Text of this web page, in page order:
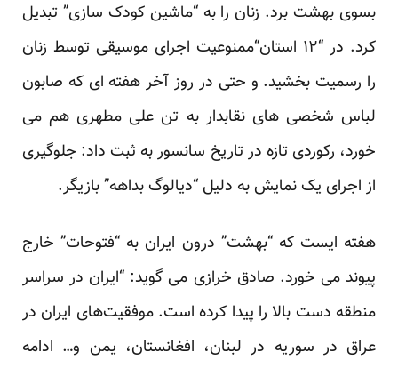
بسوی بهشت برد. زنان را به “ماشین کودک سازی” تبدیل
کرد. در “۱۲ استان
“ممنوعیت اجرای موسیقی توسط زنان
را رسمیت بخشید. و حتی در روز آخر هفته ای که صابون
لباس شخصی های نقابدار به تن علی مطهری هم می
خورد، رکوردی تازه در تاریخ سانسور به ثبت داد: جلوگیری
از اجرای یک نمایش به دلیل “دیالوگ‌ بداهه” بازیگر.
هفته ایست که “بهشت” درون ایران به “فتوحات” خارج
پیوند می خورد. صادق خرازی می گوید: “ایران در سراسر
منطقه دست بالا را پیدا کرده است. موفقیت‌های ایران در
عراق در سوریه در لبنان، افغانستان، یمن و… ادامه